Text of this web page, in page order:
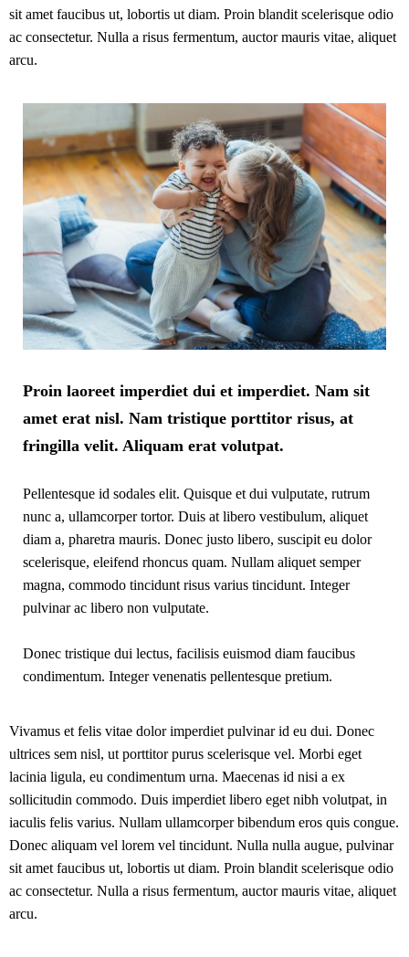
sit amet faucibus ut, lobortis ut diam. Proin blandit scelerisque odio
ac consectetur. Nulla a risus fermentum, auctor mauris vitae, aliquet
arcu.
Proin laoreet imperdiet dui et imperdiet. Nam sit
amet erat nisl. Nam tristique porttitor risus, at
fringilla velit. Aliquam erat volutpat.
Pellentesque id sodales elit. Quisque et dui vulputate, rutrum
nunc a, ullamcorper tortor. Duis at libero vestibulum, aliquet
diam a, pharetra mauris. Donec justo libero, suscipit eu dolor
scelerisque, eleifend rhoncus quam. Nullam aliquet semper
magna, commodo tincidunt risus varius tincidunt. Integer
pulvinar ac libero non vulputate.
Donec tristique dui lectus, facilisis euismod diam faucibus
condimentum. Integer venenatis pellentesque pretium.
Vivamus et felis vitae dolor imperdiet pulvinar id eu dui. Donec
ultrices sem nisl, ut porttitor purus scelerisque vel. Morbi eget
lacinia ligula, eu condimentum urna. Maecenas id nisi a ex
sollicitudin commodo. Duis imperdiet libero eget nibh volutpat, in
iaculis felis varius. Nullam ullamcorper bibendum eros quis congue.
Donec aliquam vel lorem vel tincidunt. Nulla nulla augue, pulvinar
sit amet faucibus ut, lobortis ut diam. Proin blandit scelerisque odio
ac consectetur. Nulla a risus fermentum, auctor mauris vitae, aliquet
arcu.